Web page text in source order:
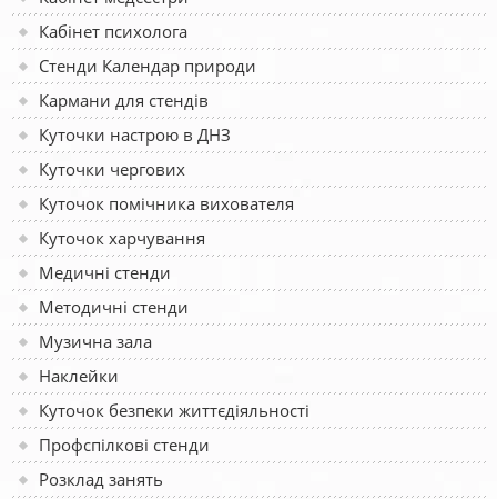
Кабінет психолога
Стенди Календар природи
Кармани для стендів
Куточки настрою в ДНЗ
Куточки чергових
Куточок помічника вихователя
Куточок харчування
Медичні стенди
Методичні стенди
Музична зала
Наклейки
Куточок безпеки життєдіяльності
Профспілкові стенди
Розклад занять